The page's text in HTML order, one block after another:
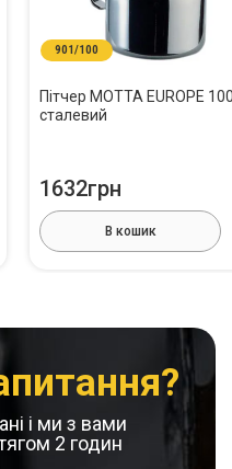
901/100
Пітчер MOTTA EUROPE
сталевий
1632грн
В кошик
і ми з вами
2 годин